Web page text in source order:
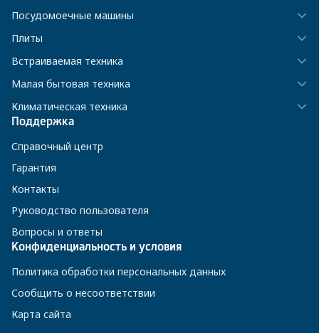
Посудомоечные машины
Плиты
Встраиваемая техника
Малая бытовая техника
Климатическая техника
Поддержка
Справочный центр
Гарантия
Контакты
Руководство пользователя
Вопросы и ответы
Конфиденциальность и условия
Политика обработки персональных данных
Сообщить о несоответствии
Карта сайта